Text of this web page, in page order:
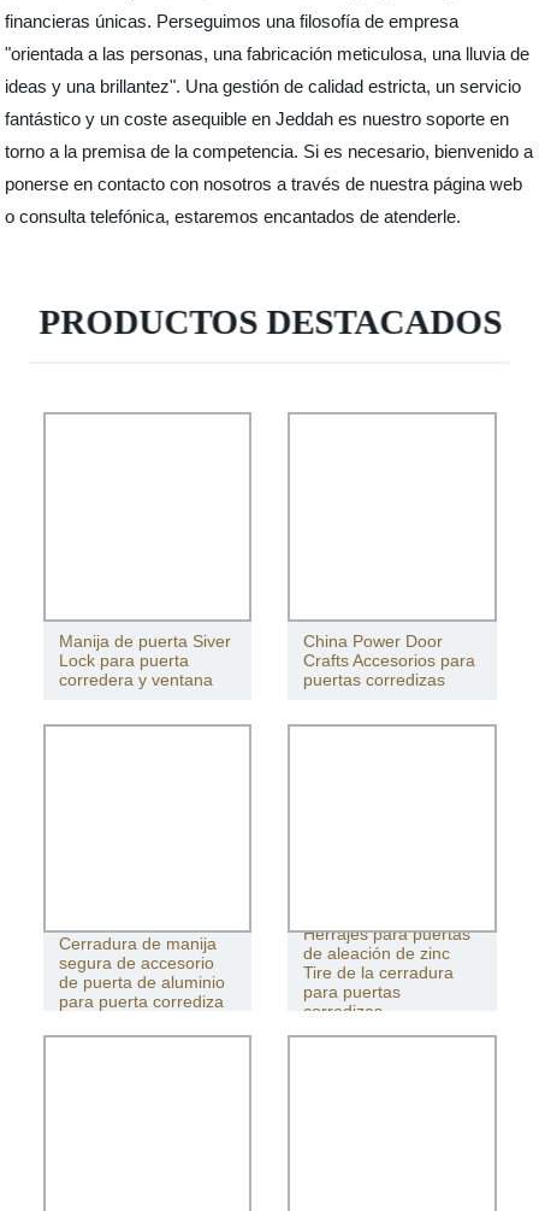
financieras únicas. Perseguimos una filosofía de empresa
"orientada a las personas, una fabricación meticulosa, una lluvia de
ideas y una brillantez". Una gestión de calidad estricta, un servicio
fantástico y un coste asequible en Jeddah es nuestro soporte en
torno a la premisa de la competencia. Si es necesario, bienvenido a
ponerse en contacto con nosotros a través de nuestra página web
o consulta telefónica, estaremos encantados de atenderle.
PRODUCTOS DESTACADOS
Manija de puerta Siver
Lock para puerta
corredera y ventana
China Power Door
Crafts Accesorios para
puertas corredizas
Cerradura de manija
segura de accesorio
de puerta de aluminio
para puerta corrediza
Herrajes para puertas
de aleación de zinc
Tire de la cerradura
para puertas
corredizas